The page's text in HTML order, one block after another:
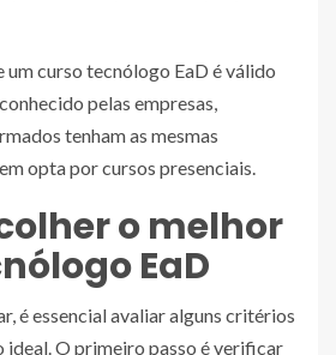
um curso tecnólogo EaD é válido
pelas empresas,
tenham as mesmas
opta por cursos presenciais.
o melhor
EaD
é essencial avaliar alguns critérios
ideal. O primeiro passo é verificar